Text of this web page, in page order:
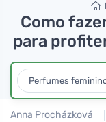
Como
para
Perfumes
Anna Procházková